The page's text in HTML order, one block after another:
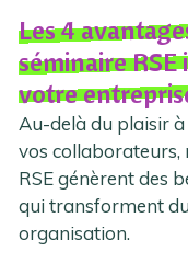
Les 4
séminaire
votre
Au-delà du plaisir
vos collaborateurs,
RSE génèrent des
qui transforment
organisation.